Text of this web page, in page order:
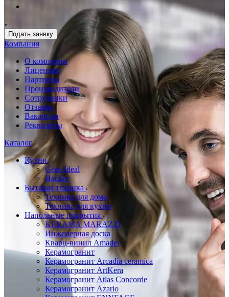
Подать заявку
Компания
О компании
Лицензии
Партнеры
Производители
Сотрудники
Отзывы
Вакансии
Реквизиты
Каталог
Кухни
Geos Ideal
Hacker
Бытовая техника
Техника для дома
Техника для кухни
Напольные покрытия
KERAMA MARAZZI
Инженерная доска
Кварц-винил Amadei
Керамогранит
Керамогранит Arcadia ceramica
Керамогранит ArtKera
Керамогранит Atlas Concorde
Керамогранит Azario